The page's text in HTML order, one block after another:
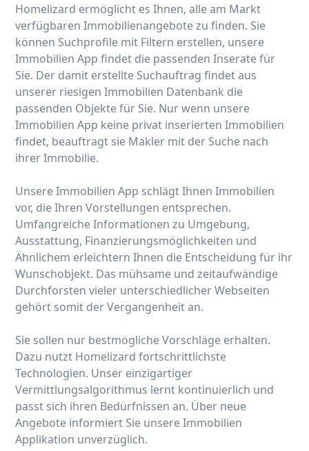
Homelizard ermöglicht es Ihnen, alle am Markt
verfügbaren Immobilienangebote zu finden. Sie
können Suchprofile mit Filtern erstellen, unsere
Immobilien App findet die passenden Inserate für
Sie. Der damit erstellte Suchauftrag findet aus
unserer riesigen Immobilien Datenbank die
passenden Objekte für Sie. Nur wenn unsere
Immobilien App keine privat inserierten Immobilien
findet, beauftragt sie Makler mit der Suche nach
ihrer Immobilie.
Unsere Immobilien App schlägt Ihnen Immobilien
vor, die Ihren Vorstellungen entsprechen.
Umfangreiche Informationen zu Umgebung,
Ausstattung, Finanzierungsmöglichkeiten und
Ähnlichem erleichtern Ihnen die Entscheidung für ihr
Wunschobjekt. Das mühsame und zeitaufwändige
Durchforsten vieler unterschiedlicher Webseiten
gehört somit der Vergangenheit an.
Sie sollen nur bestmögliche Vorschläge erhalten.
Dazu nutzt Homelizard fortschrittlichste
Technologien. Unser einzigartiger
Vermittlungsalgorithmus lernt kontinuierlich und
passt sich ihren Bedürfnissen an. Über neue
Angebote informiert Sie unsere Immobilien
Applikation unverzüglich.